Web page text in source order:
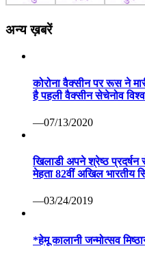
अन्य ख़बरें
कोरोना वैक्सीन पर रूस ने
है पहली वैक्सीन सेचेनोव
—07/13/2020
खिलाडी अपने श्रेष्ठ प्रदर्षन
मेहता 82वीं अखिल भारतीय
—03/24/2019
*हेमू कालानी जन्मोत्सव